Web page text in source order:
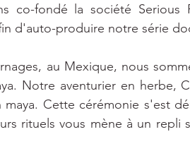
co-fondé la société
d'auto-produire notre série
au Mexique, nous
Notre aventurier en herbe,
maya. Cette cérémonie s'est
rituels vous mène à un repli